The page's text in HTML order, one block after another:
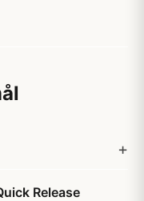
Release